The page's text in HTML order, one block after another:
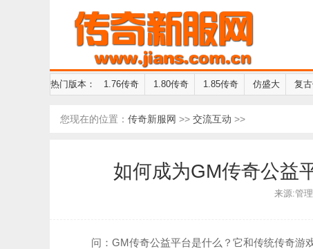
热门版本： 1.76传奇 1.80传奇 1.85传奇 仿盛大 复
您现在的位置： 传奇新服网 >> 交流互动 >>
如何成为GM传奇公益
来源:管
问：GM传奇公益平台是什么？它和传统传奇游